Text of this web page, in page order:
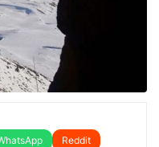
Reddit